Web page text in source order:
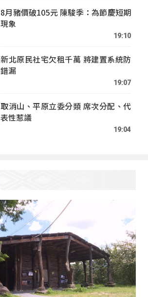
8月豬價破105元 陳駿季：為節慶短期
現象
19:10
新北原民社宅欠租千萬 將建置系統防
錯漏
19:07
取消山、平原立委分類 席次分配、代
表性惹議
19:04